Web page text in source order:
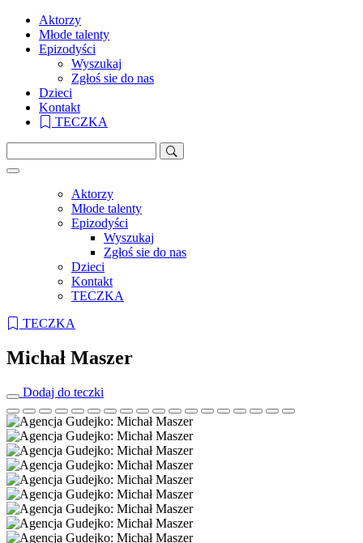
Aktorzy
Młode talenty
Epizodyści
Wyszukaj
Zgłoś sie do nas
Dzieci
Kontakt
TECZKA
Aktorzy
Młode talenty
Epizodyści
Wyszukaj
Zgłoś sie do nas
Dzieci
Kontakt
TECZKA
TECZKA
Michał Maszer
Dodaj do teczki